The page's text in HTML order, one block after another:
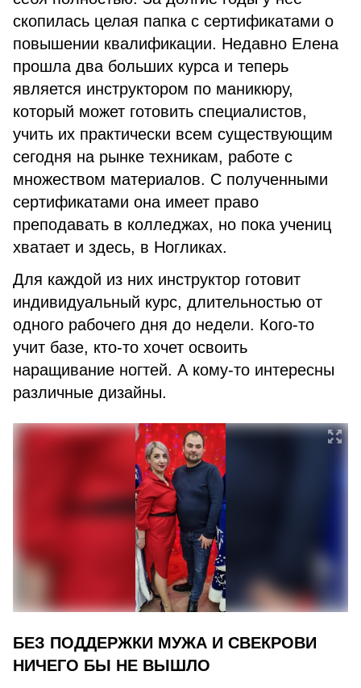
скопилась целая папка с сертификатами о
повышении квалификации. Недавно Елена
прошла два больших курса и теперь
является инструктором по маникюру,
который может готовить специалистов,
учить их практически всем существующим
сегодня на рынке техникам, работе с
множеством материалов. С полученными
сертификатами она имеет право
преподавать в колледжах, но пока учениц
хватает и здесь, в Ногликах.
Для каждой из них инструктор готовит
индивидуальный курс, длительностью от
одного рабочего дня до недели. Кого-то
учит базе, кто-то хочет освоить
наращивание ногтей. А кому-то интересны
различные дизайны.
БЕЗ ПОДДЕРЖКИ МУЖА И СВЕКРОВИ
НИЧЕГО БЫ НЕ ВЫШЛО